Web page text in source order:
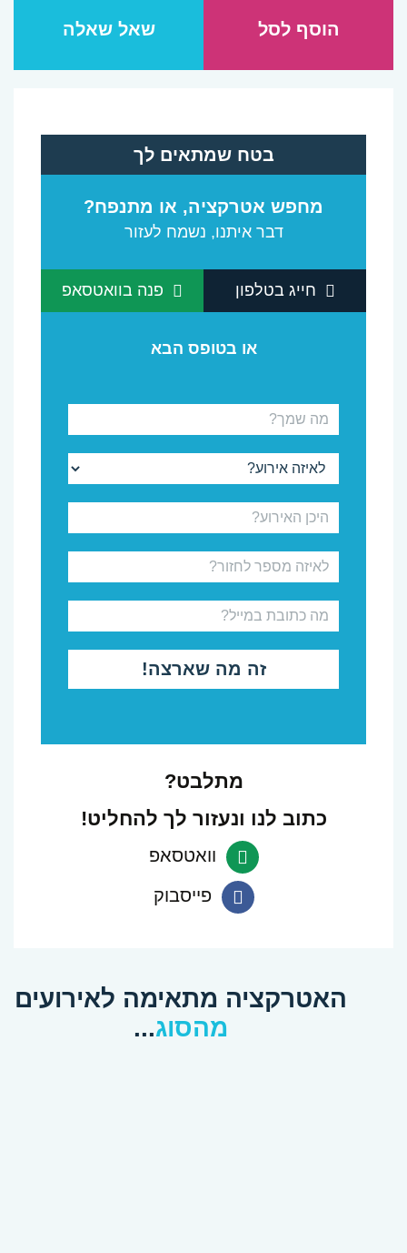
הוסף לסל שאל שאלה
בטח שמתאים לך
מחפש אטרקציה, או מתנפח?
דבר איתנו, נשמח לעזור
חייג בטלפון פנה בוואטסאפ
או בטופס הבא
מתלבט?
כתוב לנו ונעזור לך להחליט!
פנה
וואטסאפ
Facebook
פייסבוק
האטרקציה מתאימה לאירועים
מהסוג...